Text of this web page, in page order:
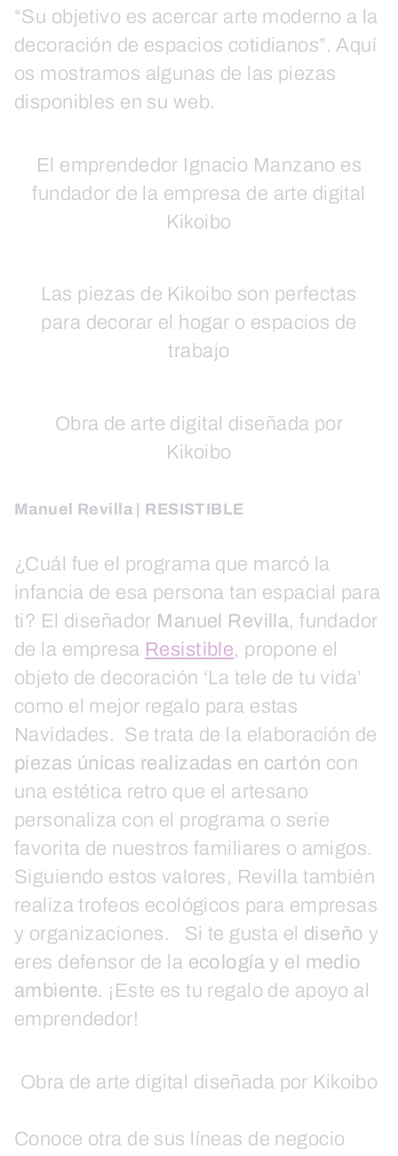
“Su objetivo es acercar arte moderno a la
decoración de espacios cotidianos”. Aquí
os mostramos algunas de las piezas
disponibles en su web.
El emprendedor Ignacio Manzano es
fundador de la empresa de arte digital
Kikoibo
Las piezas de Kikoibo son perfectas
para decorar el hogar o espacios de
trabajo
Obra de arte digital diseñada por
Kikoibo
Manuel Revilla | RESISTIBLE
¿Cuál fue el programa que marcó la
infancia de esa persona tan espacial para
ti? El diseñador Manuel Revilla, fundador
de la empresa Resistible, propone el
objeto de decoración ‘La tele de tu vida’
como el mejor regalo para estas
Navidades. Se trata de la elaboración de
piezas únicas realizadas en cartón con
una estética retro que el artesano
personaliza con el programa o serie
favorita de nuestros familiares o amigos.
Siguiendo estos valores, Revilla también
realiza trofeos ecológicos para empresas
y organizaciones. Si te gusta el diseño y
eres defensor de la ecología y el medio
ambiente. ¡Este es tu regalo de apoyo al
emprendedor!
Obra de arte digital diseñada por Kikoibo
Conoce otra de sus líneas de negocio